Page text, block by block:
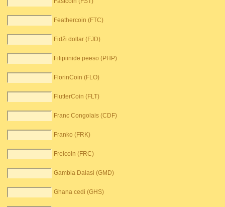
Feathercoin (FTC)
Fidži dollar (FJD)
Filipiinide peeso (PHP)
FlorinCoin (FLO)
FlutterCoin (FLT)
Franc Congolais (CDF)
Franko (FRK)
Freicoin (FRC)
Gambia Dalasi (GMD)
Ghana cedi (GHS)